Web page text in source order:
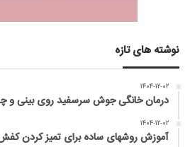
نوشته های تازه
۱۴۰۴-۱۲-۰۲
درمان خانگی جوش سرسفید روی بینی و
۱۴۰۴-۱۲-۰۲
آموزش روشهای ساده برای تمیز کردن